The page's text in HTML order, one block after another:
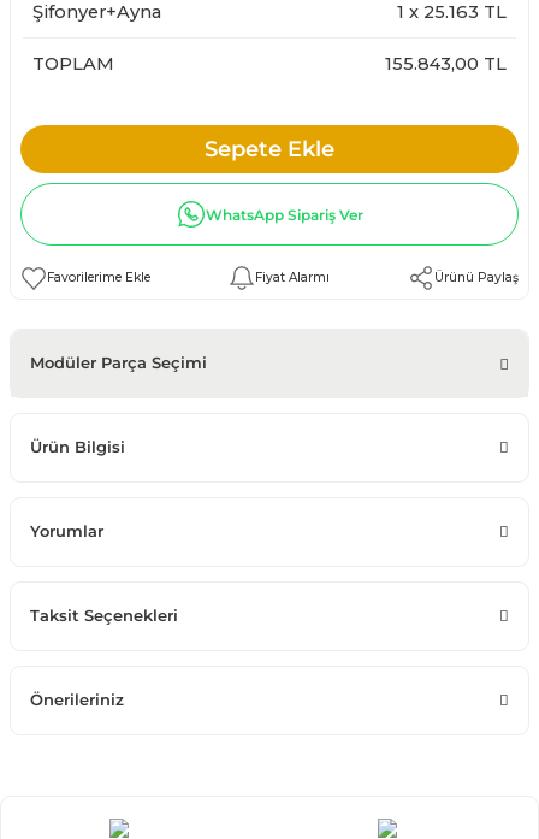
Şifonyer+Ayna 1 x 25.163 TL
TOPLAM 155.843,00 TL
Sepete Ekle
WhatsApp Sipariş Ver
Fiyat Alarmı Ürünü Paylaş
Modüler Parça Seçimi
Ürün Bilgisi
Yorumlar
Taksit Seçenekleri
Önerileriniz